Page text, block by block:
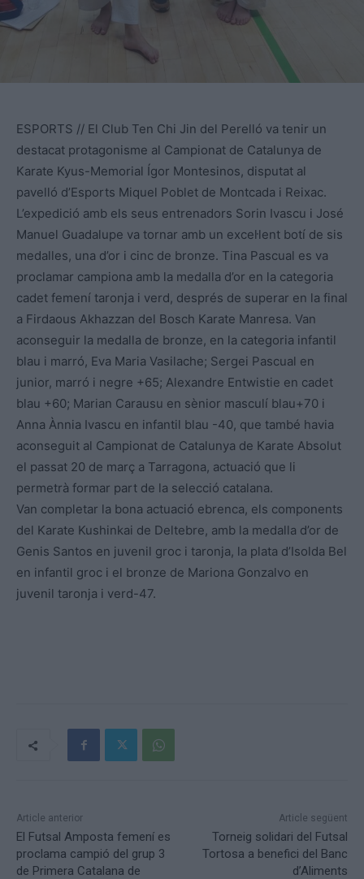
ESPORTS // El Club Ten Chi Jin del Perelló va tenir un
destacat protagonisme al Campionat de Catalunya de
Karate Kyus-Memorial Ígor Montesinos, disputat al
pavelló d’Esports Miquel Poblet de Montcada i Reixac.
L’expedició amb els seus entrenadors Sorin Ivascu i José
Manuel Guadalupe va tornar amb un excel·lent botí de sis
medalles, una d’or i cinc de bronze. Tina Pascual es va
proclamar campiona amb la medalla d’or en la categoria
cadet femení taronja i verd, després de superar en la final
a Firdaous Akhazzan del Bosch Karate Manresa. Van
aconseguir la medalla de bronze, en la categoria infantil
blau i marró, Eva Maria Vasilache; Sergei Pascual en
junior, marró i negre +65; Alexandre Entwistie en cadet
blau +60; Marian Carausu en sènior masculí blau+70 i
Anna Ànnia Ivascu en infantil blau -40, que també havia
aconseguit al Campionat de Catalunya de Karate Absolut
el passat 20 de març a Tarragona, actuació que li
permetrà formar part de la selecció catalana.
Van completar la bona actuació ebrenca, els components
del Karate Kushinkai de Deltebre, amb la medalla d’or de
Genis Santos en juvenil groc i taronja, la plata d’Isolda Bel
en infantil groc i el bronze de Mariona Gonzalvo en
juvenil taronja i verd-47.
Article anterior
El Futsal Amposta femení es
proclama campió del grup 3
de Primera Catalana de
Article següent
Torneig solidari del Futsal
Tortosa a benefici del Banc
d’Aliments